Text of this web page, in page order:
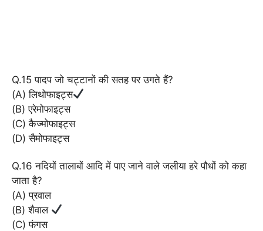
Q.15 पादप जो चट्टानों की सतह पर उगते हैं?
(A) लिथोफाइट्स
(B) एरेमोफाइट्स
(C) कैज्मोफाइट्स
(D) सैमोफाइट्स
Q.16 नदियों तालाबों आदि में पाए जाने वाले जलीया हरे पौधों को कहा
जाता है?
(A) प्रवाल
(B) शैवाल
(C) फंगस